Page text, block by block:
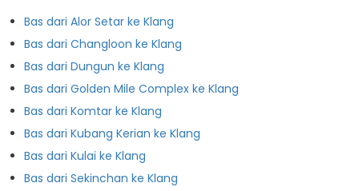
Bas dari Alor Setar ke Klang
Bas dari Changloon ke Klang
Bas dari Dungun ke Klang
Bas dari Golden Mile Complex ke Klang
Bas dari Komtar ke Klang
Bas dari Kubang Kerian ke Klang
Bas dari Kulai ke Klang
Bas dari Sekinchan ke Klang